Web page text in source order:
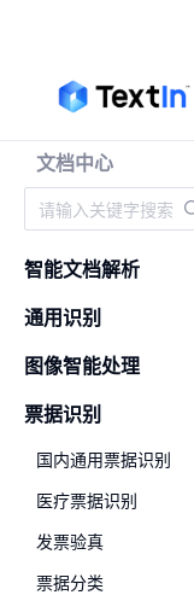
文档中心
智能文档解析
通用识别
图像智能处理
票据识别
国内通用票据识别
医疗票据识别
发票验真
票据分类